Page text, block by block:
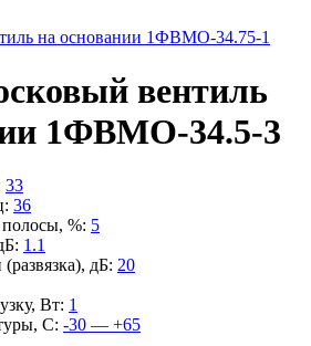
на основании 1ФВМO-34.75-1
вентиль
1ФВМO-34.5-3
33
: 36
%: 5
: 1.1
дБ: 20
Вт: 1
С: -30 — +65